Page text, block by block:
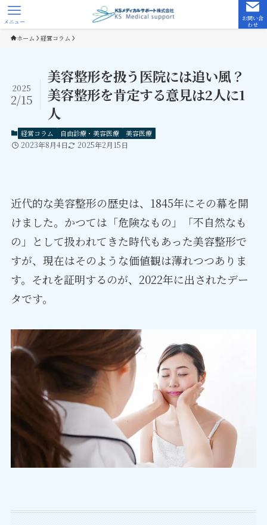
お問い合
わせ
メニュー
ホーム 経営コラム
美容整形を扱う医院には追い風？
美容整形を肯定する意見は2人に1
人
2025
2/15
経営コラム 自由診療・美容医療 美容医療
2023年8月4日 2025年2月15日
近代的な美容整形の歴史は、1845年にその幕を開
けました。かつては「危険なもの」「不自然なも
の」として扱われてきた時代もあった美容整形で
すが、現在はそのような価値観は薄れつつありま
す。それを証明するのが、2022年に出されたデー
タです。